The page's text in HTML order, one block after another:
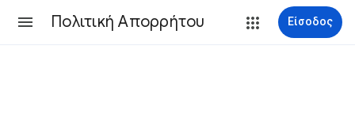
Πολιτική Απορρήτου Είσοδος